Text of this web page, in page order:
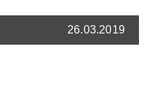
26.03.2019